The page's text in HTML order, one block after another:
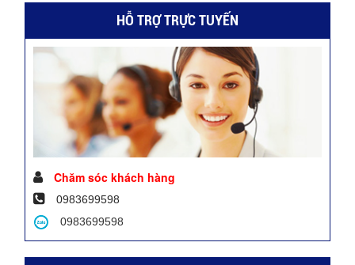
HỖ TRỢ TRỰC TUYẾN
Chăm sóc khách hàng
0983699598
0983699598